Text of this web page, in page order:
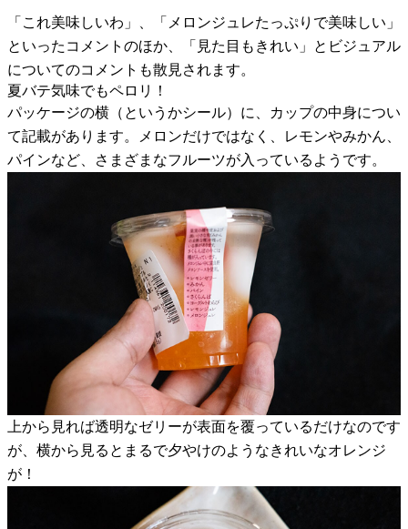
「これ美味しいわ」、「メロンジュレたっぷりで美味しい」
といったコメントのほか、「見た目もきれい」とビジュアル
についてのコメントも散見されます。
夏バテ気味でもペロリ！
パッケージの横（というかシール）に、カップの中身につい
て記載があります。メロンだけではなく、レモンやみかん、
パインなど、さまざまなフルーツが入っているようです。
上から見れば透明なゼリーが表面を覆っているだけなのです
が、横から見るとまるで夕やけのようなきれいなオレンジ
が！